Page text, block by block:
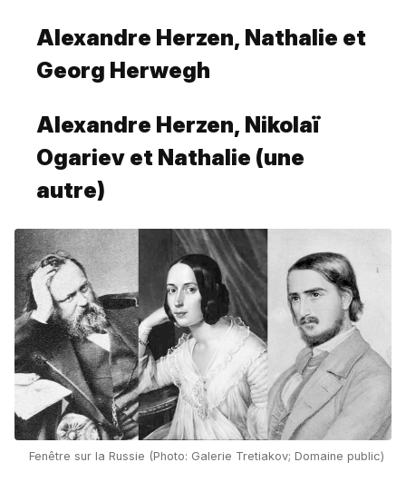
Alexandre Herzen, Nathalie et
Georg Herwegh
Alexandre Herzen, Nikolaï
Ogariev et Nathalie (une
autre)
Fenêtre sur la Russie (Photo: Galerie Tretiakov; Domaine public)